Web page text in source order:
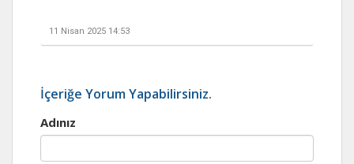
11 Nisan 2025 14:53
İçeriğe Yorum Yapabilirsiniz.
Adınız